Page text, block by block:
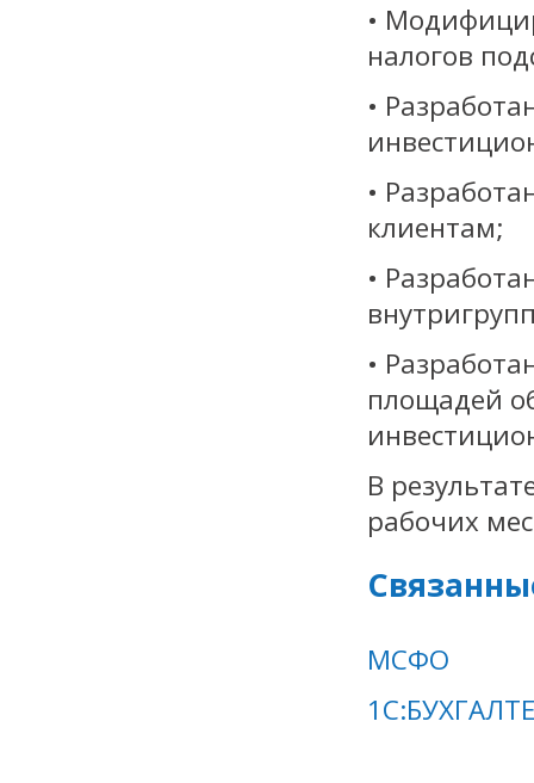
•
налогов
•
•
клиентам;
•
•
площадей
В
рабочих
МСФО